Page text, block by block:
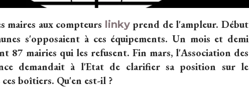
maires aux compteurs linkyprend de l'ampleur. Début
s'opposaient à ces équipements. Un mois et demi
87 mairies qui les refusent. Fin mars, l'Association des
demandait à l'Etat de clarifier sa position sur le
boîtiers. Qu'en est-il ?